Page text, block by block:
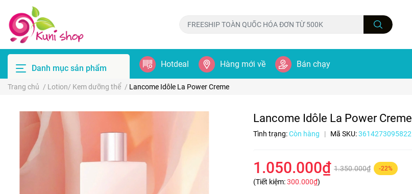
Danh mục sản phẩm Hotdeal Hàng mới về Bán chạy
Trang chủ / Lotion/ Kem dưỡng thể / Lancome Idôle La Power Creme
Lancome Idôle La Power Creme
Tình trạng:Còn hàng | Mã SKU:3614273095822
1.050.000₫ 1.350.000₫ -22%
(Tiết kiệm:300.000₫)